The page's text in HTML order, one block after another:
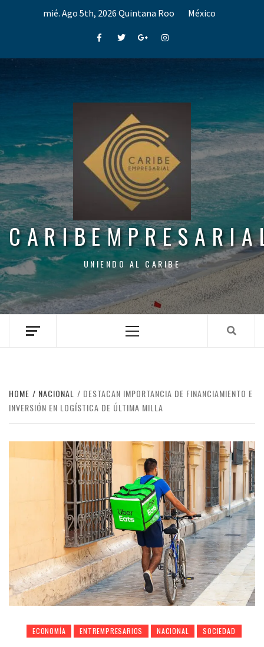
mié. Ago 5th, 2026 Quintana Roo México
FacebookTwitterGoogle+Instagram
UNIENDO AL CARIBE
Menu
HOME NACIONAL
DESTACAN IMPORTANCIA DE FINANCIAMIENTO E
INVERSIÓN EN LOGÍSTICA DE ÚLTIMA MILLA
ECONOMÍA ENTREMPRESARIOS NACIONAL SOCIEDAD